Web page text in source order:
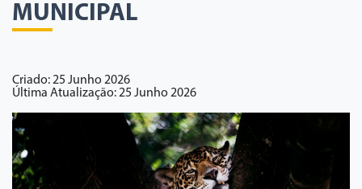
MUNICIPAL
Criado: 25 Junho 2026
Última Atualização: 25 Junho 2026